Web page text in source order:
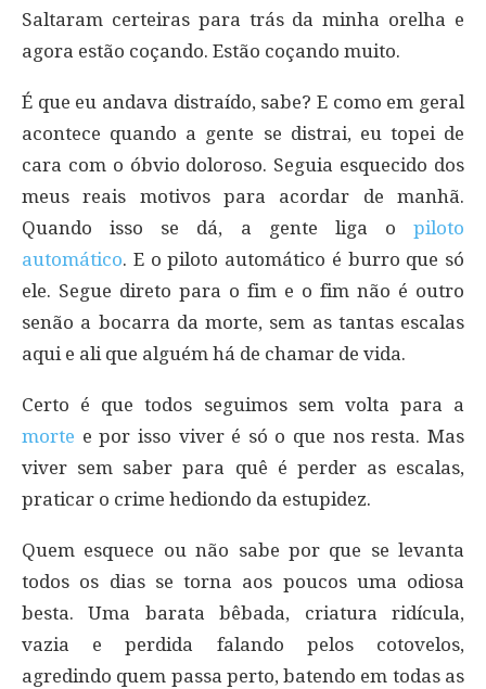
Saltaram certeiras para trás da minha orelha e
agora estão coçando. Estão coçando muito.
É que eu andava distraído, sabe? E como em geral
acontece quando a gente se distrai, eu topei de
cara com o óbvio doloroso. Seguia esquecido dos
meus reais motivos para acordar de manhã.
Quando isso se dá, a gente liga o piloto
automático. E o piloto automático é burro que só
ele. Segue direto para o fim e o fim não é outro
senão a bocarra da morte, sem as tantas escalas
aqui e ali que alguém há de chamar de vida.
Certo é que todos seguimos sem volta para a
morte e por isso viver é só o que nos resta. Mas
viver sem saber para quê é perder as escalas,
praticar o crime hediondo da estupidez.
Quem esquece ou não sabe por que se levanta
todos os dias se torna aos poucos uma odiosa
besta. Uma barata bêbada, criatura ridícula,
vazia e perdida falando pelos cotovelos,
agredindo quem passa perto, batendo em todas as